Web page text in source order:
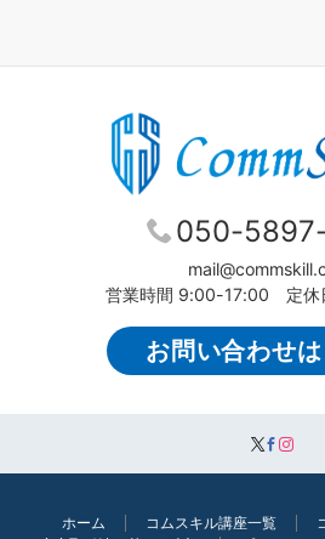
050-
営業時間 9:00-17:00 定休
お問い合わせ
ホーム コムスキル講座一覧